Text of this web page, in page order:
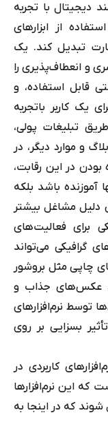
دیجیتال با تجربه
از ابزارهای
تبدیل کند. یک
و انعطاف‌پذیری را
قابل استفاده، و
یک کاربر باتجربه
تبلیغات پولی،
و موارد دیگر، در
بودن در این رقابت،
آموزنده باشد بلکه
دلیل مشاغل بیشتر
برای فعالیتهای
گرافیکی می‌تواند
چاپی مثل بروشور
عکس‌های جذاب و
توسط نرم‌افزارهای
بسزایی بر روی
کاربردی در
که این نرم‌افزارها
که در اینجا به